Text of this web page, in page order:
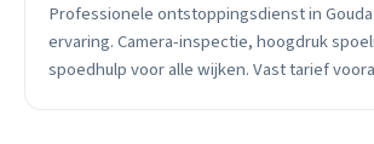
Professionele ontstoppingsdienst in Gouda
ervaring. Camera-inspectie, hoogdruk
spoedhulp voor alle wijken. Vast tarief